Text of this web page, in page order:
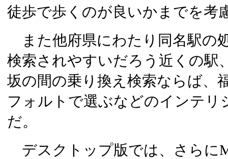
徒歩で歩くのが良いかまでを考
また他府県にわたり同名駅の
検索されやすいだろう近くの駅
坂の間の乗り換え検索ならば、
フォルトで選ぶなどのインテリ
だ。
デスクトップ版では、さらに